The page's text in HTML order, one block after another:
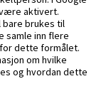
aktivert.
bare brukes til
samle inn flere
dette formålet.
om hvilke
og hvordan dette